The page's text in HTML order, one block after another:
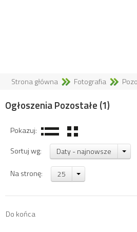
Strona główna Fotografia
Ogłoszenia Pozostałe (1)
Pokazuj:
Sortuj wg:
Daty - najnowsze
Na stronę: 25
Do końca